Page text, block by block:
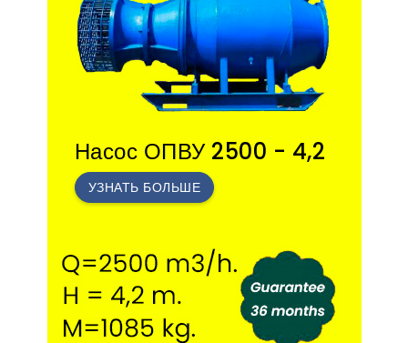
Насос ОПВУ 2500 - 4,2
УЗНАТЬ БОЛЬШЕ